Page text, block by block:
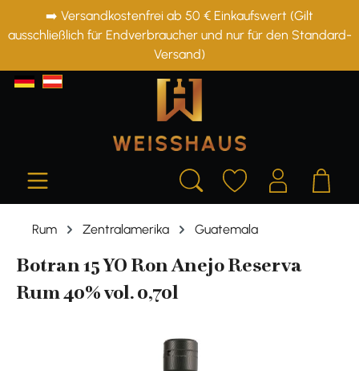
springen
➡️ Versandkostenfrei ab 50 € Einkaufswert (Gilt
ausschließlich für Endverbraucher und nur für den Standard-
Versand)
Rum Zentralamerika Guatemala
Botran 15 YO Ron Anejo Reserva
Rum 40% vol. 0,70l
Bildergalerie überspringen